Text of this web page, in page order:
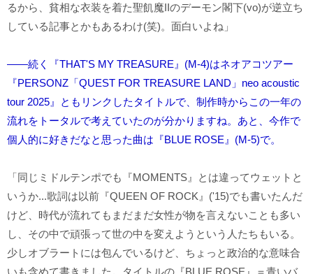
るから、貧相な衣装を着た聖飢魔IIのデーモン閣下(vo)が逆立ち
している記事とかもあるわけ(笑)。面白いよね」
――続く『THAT'S MY TREASURE』(M-4)はネオアコツアー
『PERSONZ「QUEST FOR TREASURE LAND」neo acoustic
tour 2025』ともリンクしたタイトルで、制作時からこの一年の
流れをトータルで考えていたのが分かりますね。あと、今作で
個人的に好きだなと思った曲は『BLUE ROSE』(M-5)で。
「同じミドルテンポでも『MOMENTS』とは違ってウェットと
いうか...歌詞は以前『QUEEN OF ROCK』('15)でも書いたんだ
けど、時代が流れてもまだまだ女性が物を言えないことも多い
し、その中で頑張って世の中を変えようという人たちもいる。
少しオブラートには包んでいるけど、ちょっと政治的な意味合
いも含めて書きました。タイトルの『BLUE ROSE』＝青いバ